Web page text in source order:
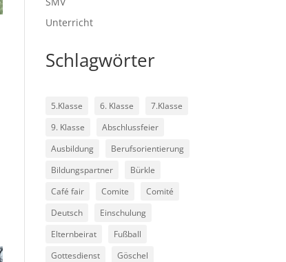
Unterricht
Schlagwörter
5.Klasse 6. Klasse
7.Klasse
9. Klasse
Abschlussfeier
Ausbildung
Berufsorientierung
Bildungspartner
Bürkle
Café fair
Comite
Comité
Deutsch
Einschulung
Elternbeirat
Fußball
Gottesdienst
Göschel